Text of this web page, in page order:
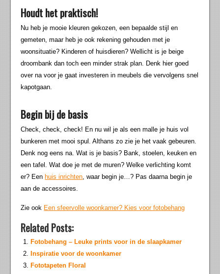
Houdt het praktisch!
Nu heb je mooie kleuren gekozen, een bepaalde stijl en
gemeten, maar heb je ook rekening gehouden met je
woonsituatie? Kinderen of huisdieren? Wellicht is je beige
droombank dan toch een minder strak plan. Denk hier goed
over na voor je gaat investeren in meubels die vervolgens snel
kapotgaan.
Begin bij de basis
Check, check, check! En nu wil je als een malle je huis vol
bunkeren met mooi spul. Althans zo zie je het vaak gebeuren.
Denk nog eens na. Wat is je basis? Bank, stoelen, keuken en
een tafel. Wat doe je met de muren? Welke verlichting komt
er? Een huis inrichten, waar begin je…? Pas daarna begin je
aan de accessoires.
Zie ook Een sfeervolle woonkamer? Kies voor fotobehang
Related Posts:
Fotobehang – Leuke prints voor in de slaapkamer
Inspiratie voor de woonkamer
Fototapeten Floral